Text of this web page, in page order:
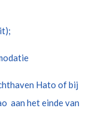
Hato of bij
aan het einde van